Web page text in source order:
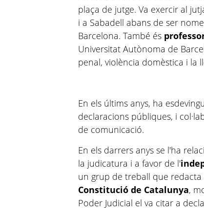
plaça de jutge. Va exercir al
i a Sabadell abans de ser
Barcelona. També és
Universitat Autònoma de
penal, violència domèstica i la
En els últims anys, ha
declaracions públiques, i
de comunicació.
En els darrers anys se l'ha
la judicatura i a favor de l'
un grup de treball que
Constitució de Catalunya,
Poder Judicial el va citar a